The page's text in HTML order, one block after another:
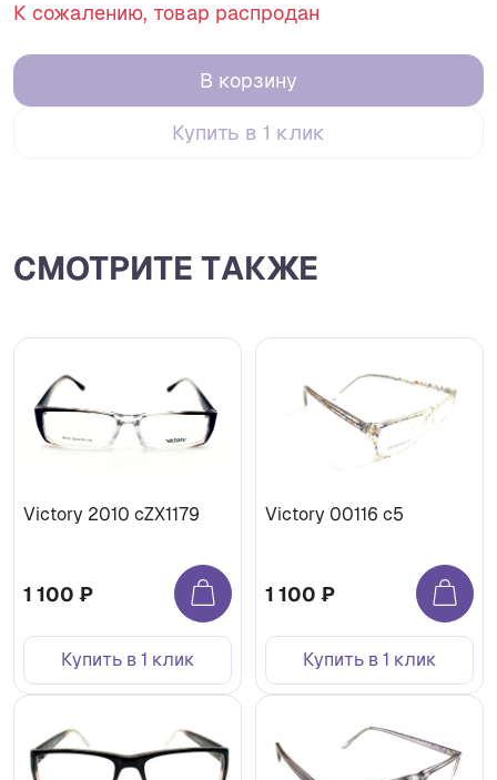
К сожалению, товар распродан
В корзину
Купить в 1 клик
СМОТРИТЕ ТАКЖЕ
Victory 2010 cZX1179
1 100 ₽
Купить в 1 клик
Victory 00116 c5
1 100 ₽
Купить в 1 клик